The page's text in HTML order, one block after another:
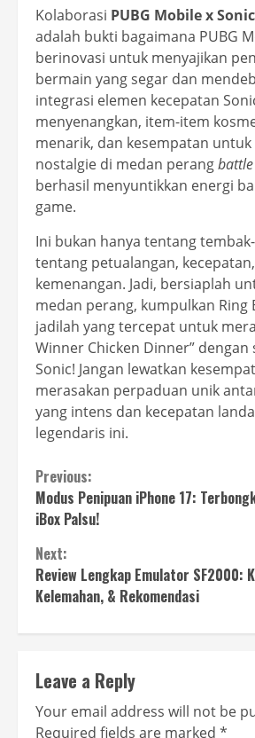
Kolaborasi PUBG Mobile x
adalah bukti bagaimana PUBG
berinovasi untuk menyajikan
bermain yang segar dan
integrasi elemen kecepatan
menyenangkan, item-item
menarik, dan kesempatan untuk
nostalgie di medan perang
berhasil menyuntikkan energi
game.
Ini bukan hanya tentang
tentang petualangan,
kemenangan. Jadi, bersiaplah
medan perang, kumpulkan Ring
jadilah yang tercepat untuk
Winner Chicken Dinner” dengan
Sonic! Jangan lewatkan
merasakan perpaduan unik
yang intens dan kecepatan
legendaris ini.
Continue
Reading
Previous:
Modus Penipuan iPhone 17:
iBox Palsu!
Next:
Review Lengkap Emulator SF2000:
Kelemahan, & Rekomendasi
Leave a Reply
Your email address will not be
Required fields are marked *